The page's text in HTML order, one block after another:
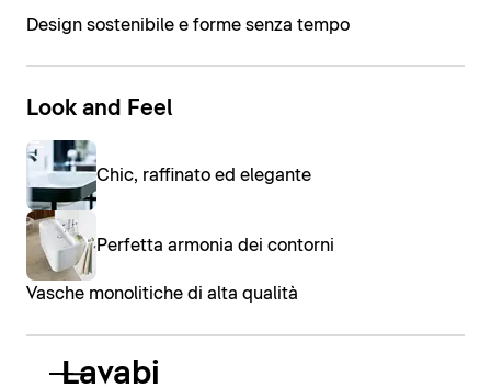
Design sostenibile e forme senza tempo
Look and Feel
Chic, raffinato ed elegante
Perfetta armonia dei contorni
Vasche monolitiche di alta qualità
Lavabi